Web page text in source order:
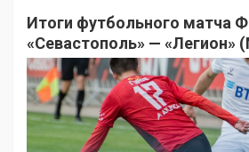
Итоги футбольного матча
«Севастополь» — «Легион»